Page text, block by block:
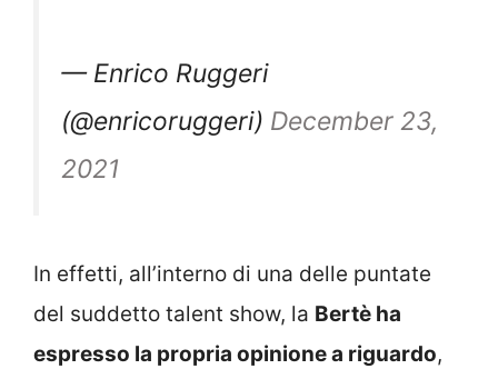
— Enrico Ruggeri
(@enricoruggeri) December 23,
2021
In effetti, all’interno di una delle puntate
del suddetto talent show, la Bertè ha
espresso la propria opinione a riguardo,